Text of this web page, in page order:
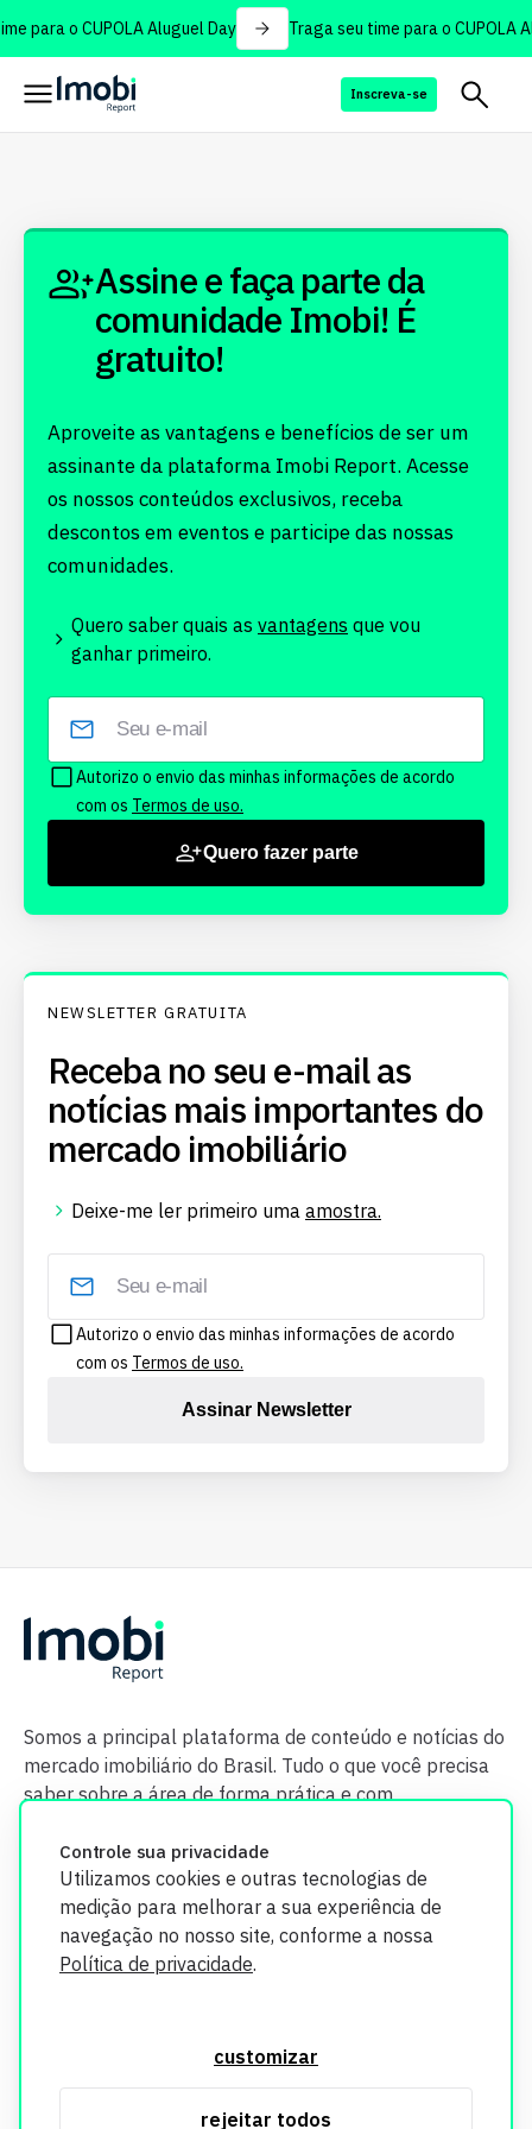
para o CUPOLA Aluguel Day Traga seu time para o CUPOLA
Inscreva-se
Controle sua privacidade
Utilizamos cookies e outras tecnologias de
medição para melhorar a sua experiência de
navegação no nosso site, conforme a nossa
Política de privacidade.
customizar
rejeitar todos
Assine e faça parte da
comunidade Imobi! É
gratuito!
Aproveite as vantagens e benefícios de ser um
assinante da plataforma Imobi Report. Acesse
os nossos conteúdos exclusivos, receba
descontos em eventos e participe das nossas
comunidades.
Quero saber quais as vantagens que vou
ganhar primeiro.
Autorizo o envio das minhas informações de acordo
com os Termos de uso.
Quero fazer parte
NEWSLETTER GRATUITA
Receba no seu e-mail as
notícias mais importantes do
mercado imobiliário
Deixe-me ler primeiro uma amostra.
Autorizo o envio das minhas informações de acordo
com os Termos de uso.
Assinar Newsletter
Somos a principal plataforma de conteúdo e notícias do
mercado imobiliário do Brasil. Tudo o que você precisa
saber sobre a área de forma prática e com
segurança. Todos os dados coletados em nosso site são
utilizados exclusivamente para fins de aprimoramento de
informações, consulte nossa Política de Privacidade.